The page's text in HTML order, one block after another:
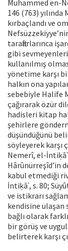
Muhammed en-
146 (763)
kırbaçlandı ve
taraftarlarınca
gibi
kullanılmış
yönetime karşı
halkın ona
sebebiyle Halife
çağırarak özür
hadisleri kitap
şehirlere
düşündüğünü
söyleyerek karşı
Nemerî, el-
Hârûnürreşîd’in
kabul etmediği
İntiḳāʾ, s. 80;
ve istikrarı
kendisine ulaşan
bağlı olarak
bir görüş ve
belirterek karşı